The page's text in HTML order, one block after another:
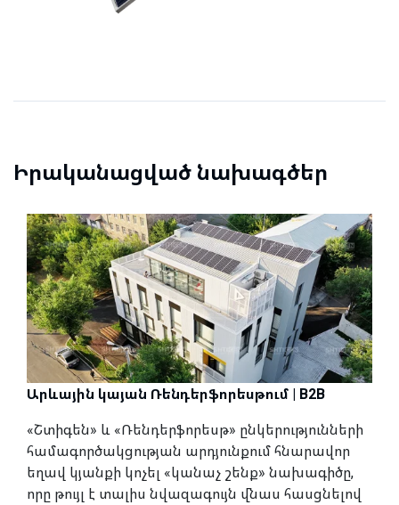
Իրականացված նախագծեր
Արևային կայան Ռենդերֆորեսթում | B2B
«Շտիգեն» և «Ռենդերֆորեսթ» ընկերությունների
համագործակցության արդյունքում հնարավոր
եղավ կյանքի կոչել «կանաչ շենք» նախագիծը,
որը թույլ է տալիս նվազագույն վնաս հասցնելով